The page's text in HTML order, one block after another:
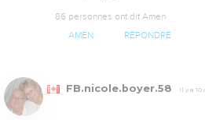
86 personnes ont dit Amen
AMEN RÉPONDRE
FB.nicole.boyer.58 Il y a